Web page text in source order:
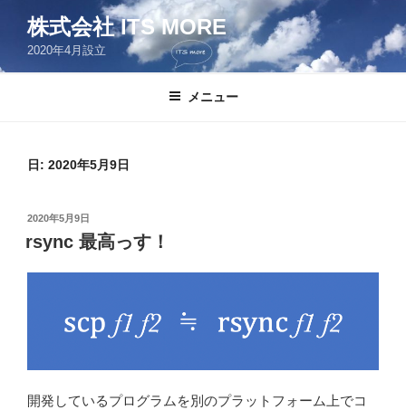
ン
株式会社 ITS MORE
2020年4月設立
メニュー
日: 2020年5月9日
投
日:
2020年5月9日
rsync 最高っす！
開発しているプログラムを別のプラットフォーム上でコ